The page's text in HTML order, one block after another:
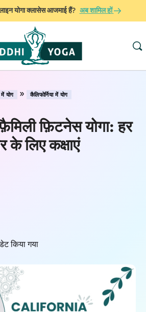
योगा क्लासेस आजमाई हैं? अब शामिल हों
योग » कैलिफोर्निया में योग
फ़ैमिली फ़िटनेस योगा: हर
के लिए कक्षाएं
किया गया